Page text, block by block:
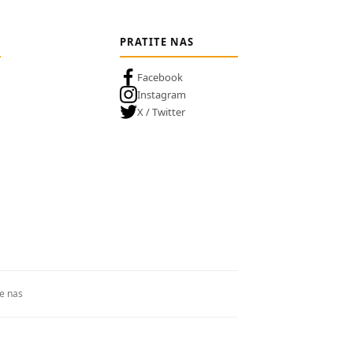
PRATITE NAS
Facebook
Instagram
X / Twitter
nas